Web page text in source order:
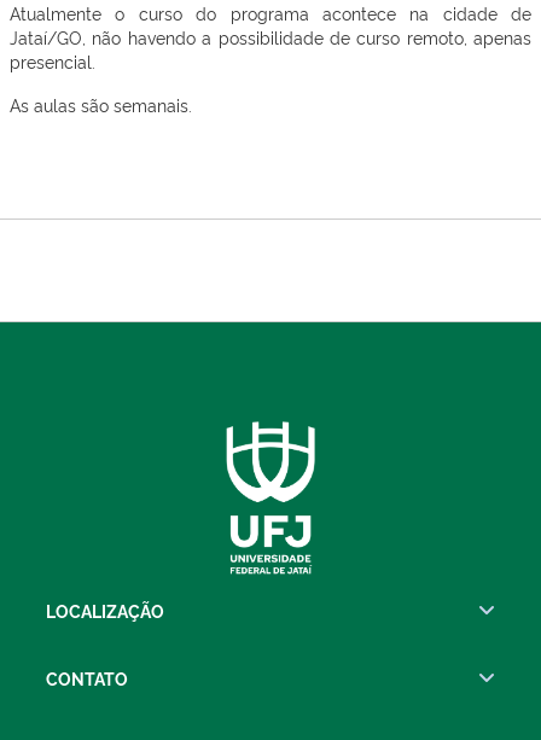
Atualmente o curso do programa acontece na cidade de
Jataí/GO, não havendo a possibilidade de curso remoto, apenas
presencial.
As aulas são semanais.
LOCALIZAÇÃO
CONTATO